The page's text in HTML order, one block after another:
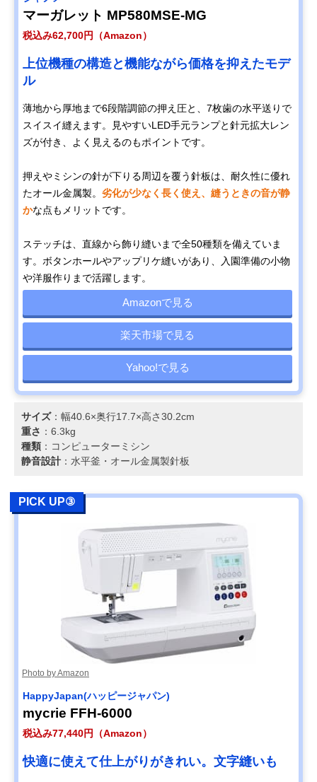
マーガレット MP580MSE-MG
税込み62,700円（Amazon）
上位機種の構造と機能ながら価格を抑えたモデ
ル
薄地から厚地まで6段階調節の押え圧と、7枚歯の水平送りで
スイスイ縫えます。見やすいLED手元ランプと針元拡大レン
ズが付き、よく見えるのもポイントです。
押えやミシンの針が下りる周辺を覆う針板は、耐久性に優れ
たオール金属製。 劣化が少なく長く使え、縫うときの音が静
かな点もメリットです。
ステッチは、直線から飾り縫いまで全50種類を備えていま
す。ボタンホールやアップリケ縫いがあり、入園準備の小物
や洋服作りまで活躍します。
Amazonで見る
楽天市場で見る
Yahoo!で見る
サイズ：幅40.6×奥行17.7×高さ30.2cm
重さ ：6.3kg
種類 ：コンピューターミシン
静音設計 ：水平釜・オール金属製針板
PICK UP③
Photo by Amazon
HappyJapan(ハッピージャパン)
mycrie FFH-6000
税込み77,440円（Amazon）
快適に使えて仕上がりがきれい。文字縫いも